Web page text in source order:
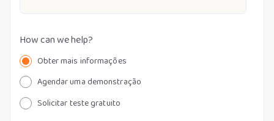
How can we help?
Obter mais informações
Agendar uma demonstração
Solicitar teste gratuito